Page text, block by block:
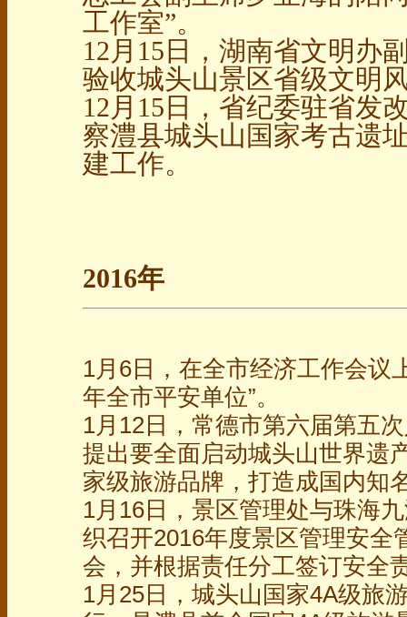
工作室”。
12月15日，湖南省文明办
验收城头山景区省级文明
12月15日，省纪委驻省发
察澧县城头山国家考古遗
建工作。
2016年
1月6日，在全市经济工作会议
年全市平安单位”。
1月12日，常德市第六届第五
提出要全面启动城头山世界遗
家级旅游品牌，打造成国内知
1月16日，景区管理处与珠海
织召开2016年度景区管理安全
会，并根据责任分工签订安全
1月25日，城头山国家4A级旅